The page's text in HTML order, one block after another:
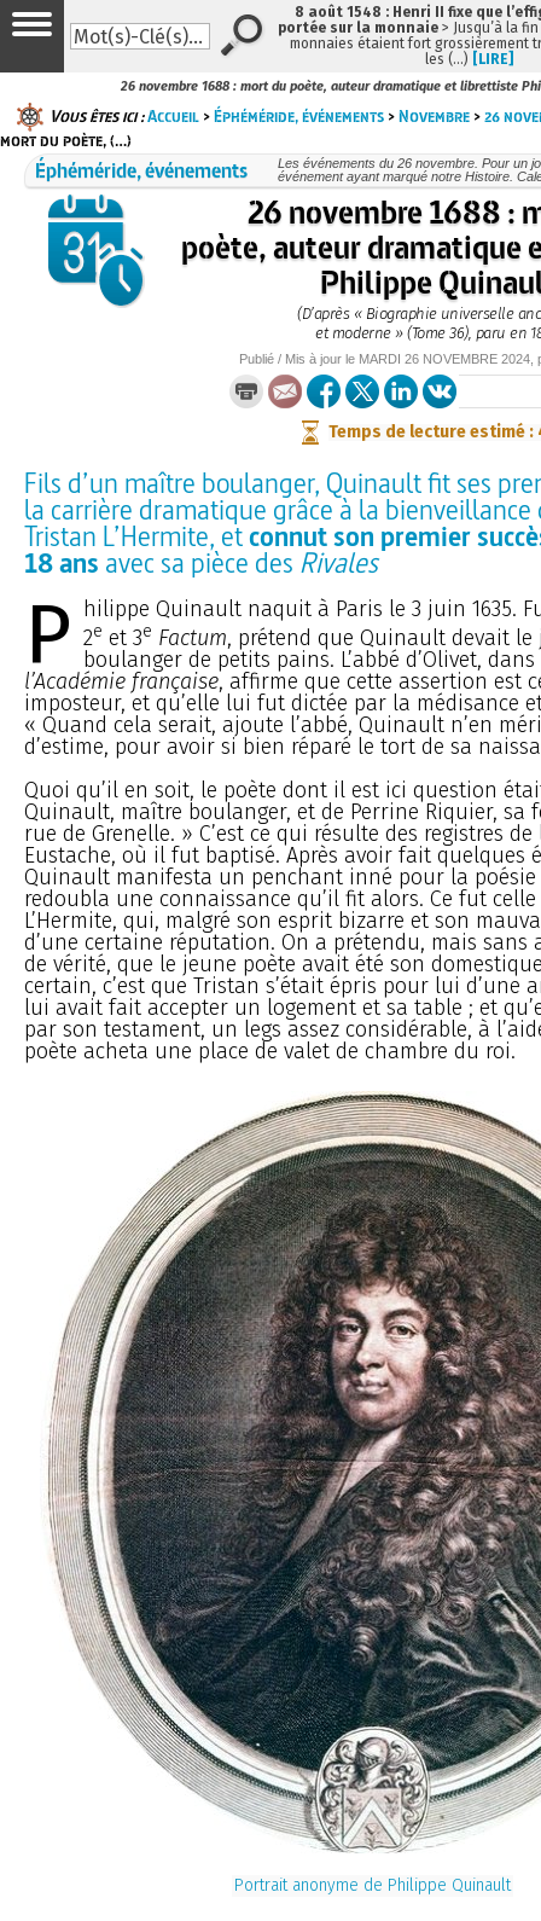
26 novembre 1688 : mort du poète, auteur dramatique et librettiste
Vous êtes ici :Accueil >Éphéméride, événements >Novembre >26
mort du poète, (…)
Éphéméride, événements
Les événements du 26 novembre. Pour un
événement ayant marqué notre Histoire.
26 novembre 1688 :
poète, auteur dramatique
Philippe
(D’après « Biographie universelle
et moderne » (Tome 36), paru en
Publié / Mis à jour le MARDI 26 NOVEMBRE 2024,
Temps de lecture estimé :
Fils d’un maître boulanger, Quinault fit ses
la carrière dramatique grâce à la bienveillance
Tristan L’Hermite, etconnut son premier
18 ans avec sa pièce des Rivales
P
hilippe Quinault naquit à Paris le 3 juin 1635.
2e et 3e Factum, prétend que Quinault devait
boulanger de petits pains. L’abbé d’Olivet,
l’Académie française, affirme que cette assertion est
imposteur, et qu’elle lui fut dictée par la médisance
« Quand cela serait, ajoute l’abbé, Quinault n’en
d’estime, pour avoir si bien réparé le tort de sa
Quoi qu’il en soit, le poète dont il est ici question
Quinault, maître boulanger, et de Perrine Riquier, sa
rue de Grenelle. » C’est ce qui résulte des registres
Eustache, où il fut baptisé. Après avoir fait quelques
Quinault manifesta un penchant inné pour la
redoubla une connaissance qu’il fit alors. Ce fut
L’Hermite, qui, malgré son esprit bizarre et son
d’une certaine réputation. On a prétendu, mais sans
de vérité, que le jeune poète avait été son
certain, c’est que Tristan s’était épris pour lui d’une
lui avait fait accepter un logement et sa table ; et
par son testament, un legs assez considérable, à
poète acheta une place de valet de chambre du roi.
Portrait anonyme de Philippe Quinault
8 août 1548 : Henri II fixe que
portée sur la monnaie > Jusqu’à la
monnaies étaient fort grossièrement
les (…) [LIRE]